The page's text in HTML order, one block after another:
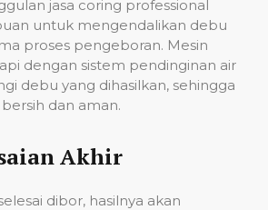
jasa coring professional
untuk mengendalikan debu
proses pengeboran. Mesin
dengan sistem pendinginan air
debu yang dihasilkan, sehingga
dan aman.
Akhir
dibor, hasilnya akan